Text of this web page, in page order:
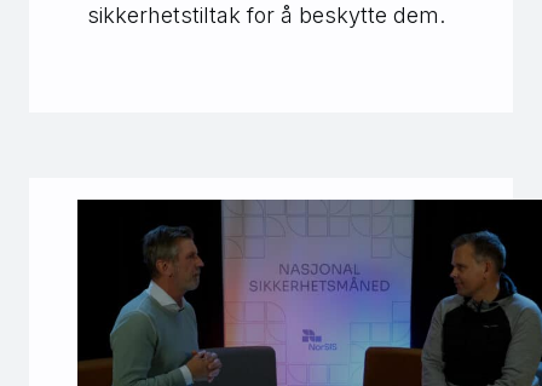
sikkerhetstiltak for å beskytte dem.